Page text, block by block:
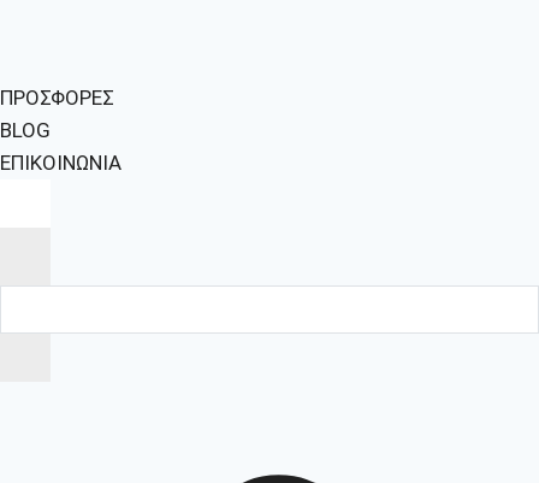
ΠΡΟΣΦΟΡΕΣ
BLOG
ΕΠΙΚΟΙΝΩΝΙΑ